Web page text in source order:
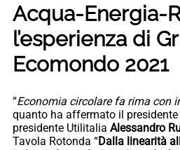
Acqua-Energia-
l’esperienza di
Ecomondo 2021
“Economia circolare fa rima con
quanto ha affermato il presidente
presidente Utilitalia Alessandro
Tavola Rotonda “Dalla linearità